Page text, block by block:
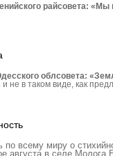
райсовета: «Мы
облсовета:
не в таком виде, как
по всему миру о
августа в селе Молога